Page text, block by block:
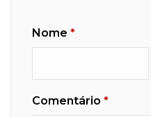
Nome *
Comentário *